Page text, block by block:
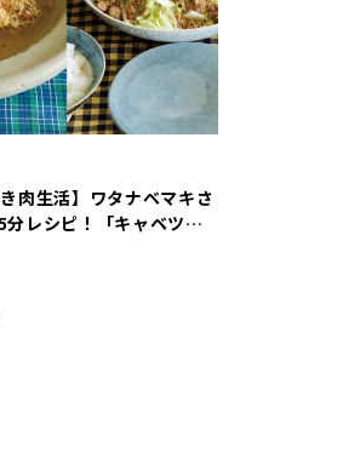
き肉生活】ワタナベマキさ
分レシピ！「キャベツの